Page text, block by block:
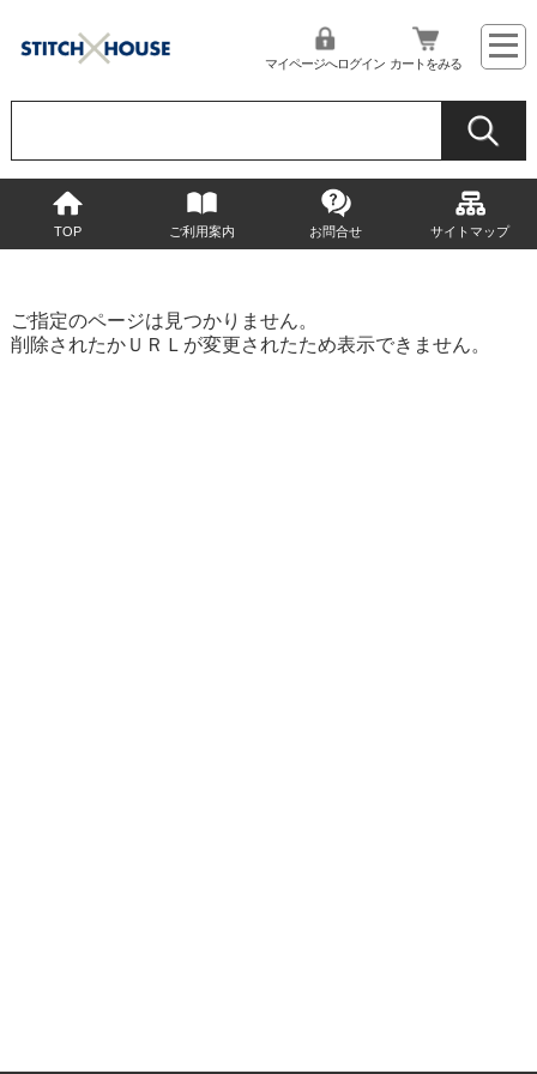
マイページへログイン カートをみる
TOP ご利用案内 お問合せ サイトマップ
ご指定のページは見つかりません。
削除されたかＵＲＬが変更されたため表示できません。